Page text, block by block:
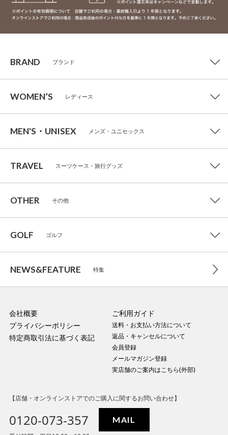
BRAND ブランド
WOMEN’S レディース
MEN'S・UNISEX メンズ・ユニセックス
TRAVEL スーツケース・旅行グッズ
OTHER その他
GOLF ゴルフ
NEWS&FEATURE 特集
会社概要
プライバシーポリシー
特定商取引法に基づく表記
ご利用ガイド
送料・お支払い方法について
返品・キャンセルについて
会員登録
メールマガジン登録
実店舗のご案内はこちら(外部)
【店舗・オンラインストアでのご購入に関するお問い合わせ】
0120-073-357 MAIL